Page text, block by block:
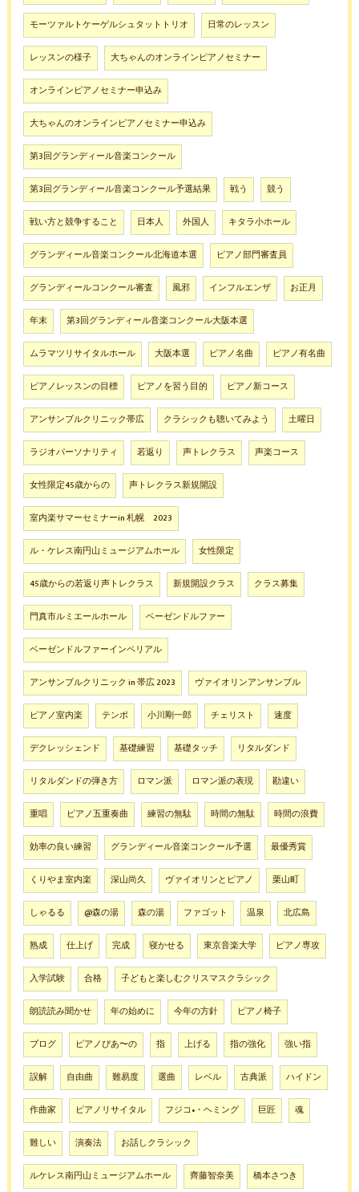
モーツァルトケーゲルシュタットトリオ 日常のレッスン
レッスンの様子 大ちゃんのオンラインピアノセミナー
オンラインピアノセミナー申込み
大ちゃんのオンラインピアノセミナー申込み
第3回グランディール音楽コンクール
第3回グランディール音楽コンクール予選結果 戦う 競う
戦い方と競争すること 日本人 外国人 キタラ小ホール
グランディール音楽コンクール北海道本選 ピアノ部門審査員
グランディールコンクール審査 風邪 インフルエンザ お正月
年末 第3回グランディール音楽コンクール大阪本選
ムラマツリサイタルホール 大阪本選 ピアノ名曲 ピアノ有名曲
ピアノレッスンの目標 ピアノを習う目的 ピアノ新コース
アンサンブルクリニック帯広 クラシックも聴いてみよう 土曜日
ラジオパーソナリティ 若返り 声トレクラス 声楽コース
女性限定45歳からの 声トレクラス新規開設
室内楽サマーセミナーin 札幌 2023
ル・ケレス南円山ミュージアムホール 女性限定
45歳からの若返り声トレクラス 新規開設クラス クラス募集
門真市ルミエールホール ベーゼンドルファー
ベーゼンドルファーインペリアル
アンサンブルクリニック in 帯広 2023 ヴァイオリンアンサンブル
ピアノ室内楽 テンポ 小川剛一郎 チェリスト 速度
デクレッシェンド 基礎練習 基礎タッチ リタルダンド
リタルダンドの弾き方 ロマン派 ロマン派の表現 勘違い
重唱 ピアノ五重奏曲 練習の無駄 時間の無駄 時間の浪費
効率の良い練習 グランディール音楽コンクール予選 最優秀賞
くりやま室内楽 深山尚久 ヴァイオリンとピアノ 栗山町
しゃるる @森の湯 森の湯 ファゴット 温泉 北広島
熟成 仕上げ 完成 寝かせる 東京音楽大学 ピアノ専攻
入学試験 合格 子どもと楽しむクリスマスクラシック
朗読読み聞かせ 年の始めに 今年の方針 ピアノ椅子
ブログ ピアノぴあ〜の 指 上げる 指の強化 強い指
誤解 自由曲 難易度 選曲 レベル 古典派 ハイドン
作曲家 ピアノリサイタル フジコ•・ヘミング 巨匠 魂
難しい 演奏法 お話しクラシック
ルケレス南円山ミュージアムホール 齊藤智奈美 橋本さつき